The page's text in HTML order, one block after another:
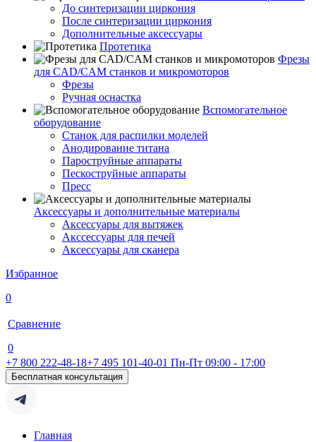
До синтеризации циркония
После синтеризации циркония
Дополнительные аксессуары
Протетика
Фрезы
для CAD/CAM станков и микромоторов
Фрезы
Ручная оснастка
Вспомогательное
оборудование
Станок для распилки моделей
Анодирование титана
Пароструйные аппараты
Пескоструйные аппараты
Пресс
Аксессуары и дополнительные материалы
Аксессуары для вытяжек
Акссессуары для печей
Аксессуары для сканера
Избранное
0
Сравнение
0
+7 800 222-48-18+7 495 101-40-01 Пн-Пт 09:00 - 17:00
Бесплатная консультация
Главная